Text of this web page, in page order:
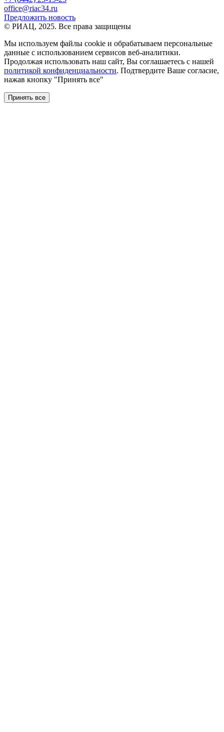
office@riac34.ru
Предложить новость
© РИАЦ, 2025. Все права защищены
Мы используем файлы сookie и обрабатываем персональные
данные с использованием сервисов веб-аналитики.
Продолжая использовать наш сайт, Вы соглашаетесь с нашей
политикой конфиденциальности. Подтвердите Ваше согласие,
нажав кнопку "Принять все"
Принять все